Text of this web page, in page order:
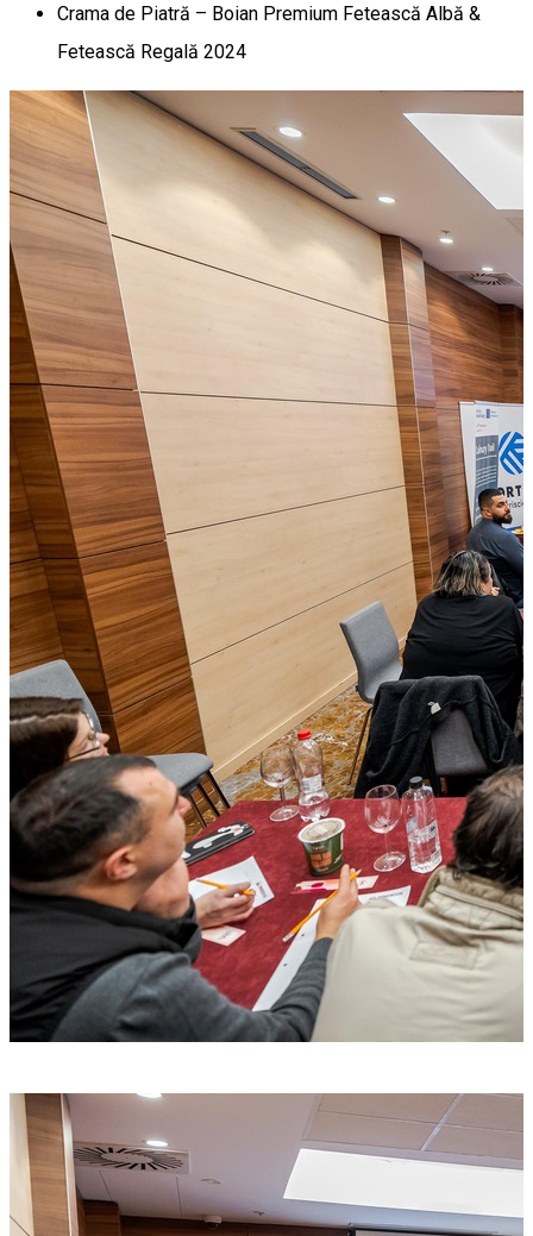
Crama de Piatră – Boian Premium Fetească Albă &
Fetească Regală 2024